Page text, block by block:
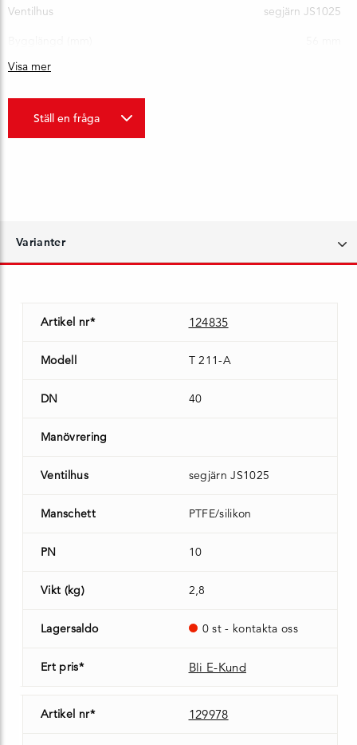
Ventilhus segjärn JS1025
Vikt (kg)
Visa mer
Ställ en fråga
Varianter
Artikel nr* 124835
Modell T 211-A
DN 40
Manövrering
Ventilhus segjärn JS1025
Manschett PTFE/silikon
PN 10
Vikt (kg) 2,8
Lagersaldo 0 st - kontakta oss
Ert pris* Bli E-Kund
Artikel nr* 129978